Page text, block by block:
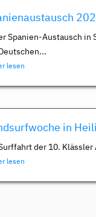
Spanien-Austausch in
lesen
in
der 10. Klässler
lesen